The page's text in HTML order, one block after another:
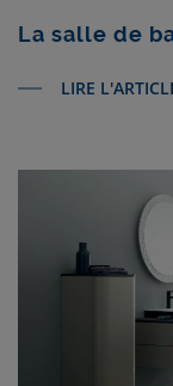
La salle de
LIRE